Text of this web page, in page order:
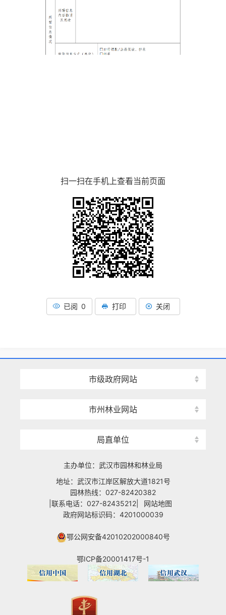
扫一扫在手机上查看当前页面
已阅 0 打印 关闭
市级政府网站
市州林业网站
局直单位
主办单位：武汉市园林和林业局
地址：武汉市江岸区解放大道1821号
园林热线：027-82420382
|联系电话：027-82435212|
网站地图
政府网站标识码：4201000039
鄂公网安备42010202000840号
鄂ICP备20001417号-1